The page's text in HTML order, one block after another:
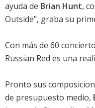
ayuda de Brian Hunt,
Outside", graba su
Con más de 60
Russian Red es una
Pronto sus
de presupuesto medio,